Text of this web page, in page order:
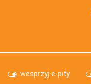
wesprzyj e-pity